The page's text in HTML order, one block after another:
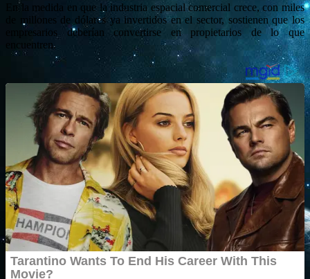
En la medida en que la industria espacial comercial crece, con miles
de millones de dólares ya invertidos en el sector, sostienen que los
empresarios deberían convertirse en propietarios de lo que
encuentren.